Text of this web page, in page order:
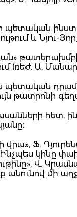
և Նյու-
թատերախմբի
(ռեժ. Ա.
պետական
թատրոնի
հետ,
վրա», Ֆ.
կինը
Վ.
անունով մի